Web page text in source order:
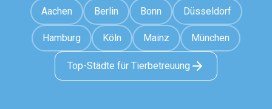
Aachen Berlin Bonn Düsseldorf
Hamburg Köln Mainz München
Top-Städte für Tierbetreuung